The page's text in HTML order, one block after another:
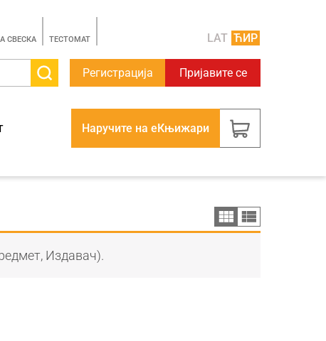
СВЕСКА TЕСТОМАТ LAT ЋИР
Регистрација Пријавите се
Наручите на еКњижари
Издавач).